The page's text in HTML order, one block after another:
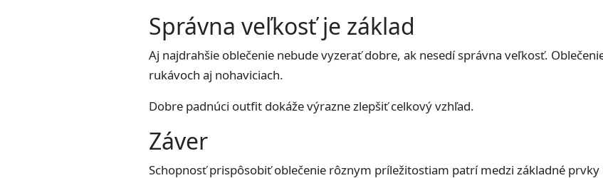
Správna veľkosť je základ
Aj najdrahšie oblečenie nebude vyzerať dobre, ak nesedí správna veľkosť.
rukávoch aj nohaviciach.
Dobre padnúci outfit dokáže výrazne zlepšiť celkový vzhľad.
Záver
Schopnosť prispôsobiť oblečenie rôznym príležitostiam patrí medzi základné